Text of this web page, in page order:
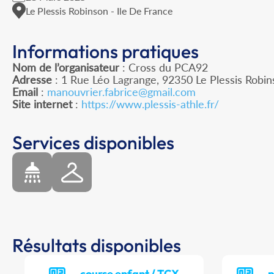
Le Plessis Robinson - Ile De France
Informations pratiques
Nom de l’organisateur : Cross du PCA92
Adresse : 1 Rue Léo Lagrange, 92350 Le Plessis
Email : manouvrier.fabrice@gmail.com
Site internet: https://www.plessis-athle.fr/
Services disponibles
Résultats disponibles